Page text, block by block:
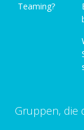
Teaming?
Gruppen, die